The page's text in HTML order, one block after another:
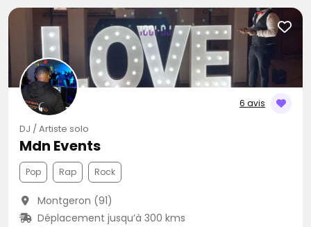
6 avis
DJ / Artiste solo
Mdn Events
Pop Rap Rock
Montgeron (91)
Déplacement jusqu’à 300 kms